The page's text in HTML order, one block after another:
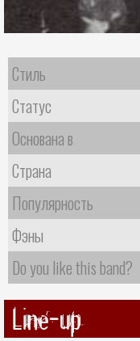
Стиль
Статус
Основана в
Страна
Популярность
Фэны
Do you like this band?
Line-up